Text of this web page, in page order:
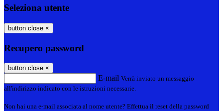
Seleziona utente
button close ×
Recupero password
button close ×
E-mail Verrà inviato un messaggio
all'indirizzo indicato con le istruzioni necessarie.
Non hai una e-mail associata al nome utente? Effettua il reset della password